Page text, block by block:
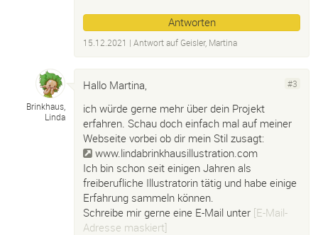
Antworten
15.12.2021 | Antwort auf Geisler, Martina
Brinkhaus,
Linda
#3
Hallo Martina,
ich würde gerne mehr über dein Projekt
erfahren. Schau doch einfach mal auf meiner
Webseite vorbei ob dir mein Stil zusagt:
www.lindabrinkhausillustration.com
Ich bin schon seit einigen Jahren als
freiberufliche Illustratorin tätig und habe einige
Erfahrung sammeln können.
Schreibe mir gerne eine E-Mail unter [E-Mail-
Adresse maskiert]